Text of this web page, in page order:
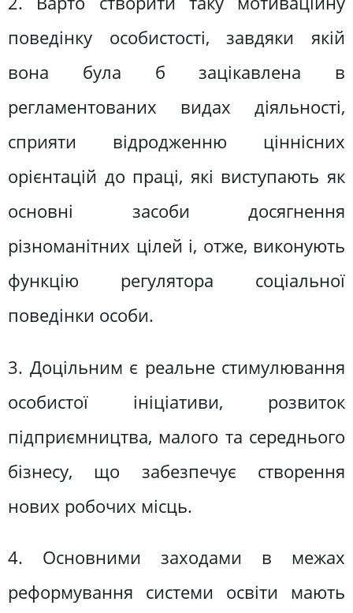
поведінку особистості, завдяки якій
вона була б зацікавлена в
регламентованих видах діяльності,
сприяти відродженню ціннісних
орієнтацій до праці, які виступають як
основні засоби досягнення
різноманітних цілей і, отже, виконують
функцію регулятора соціальної
поведінки особи.
3. Доцільним є реальне стимулювання
особистої ініціативи, розвиток
підприємництва, малого та середнього
бізнесу, що забезпечує створення
нових робочих місць.
4. Основними заходами в межах
реформування системи освіти мають